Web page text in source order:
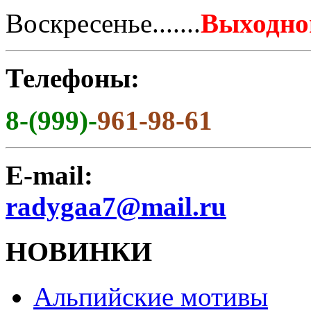
Воскресенье.......
Телефоны:
8-(999)-961-98-61
E-mail:
radygaa7@mail.ru
НОВИНКИ
Альпийские мотивы